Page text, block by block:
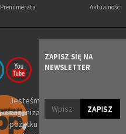
Prenumerata
Aktualności
Jesteśmy
organizacją
pożytku
ZAPISZ SIĘ NA
NEWSLETTER
ZAPISZ